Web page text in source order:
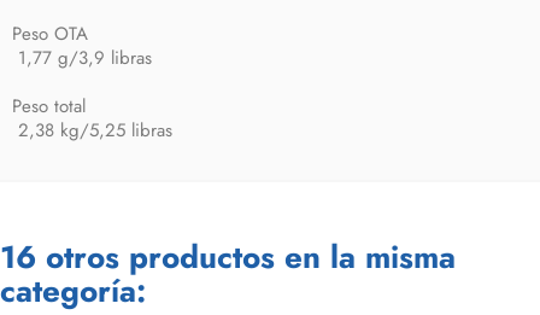
Peso OTA
1,77 g/3,9 libras
Peso total
2,38 kg/5,25 libras
16 otros productos en la misma
categoría: